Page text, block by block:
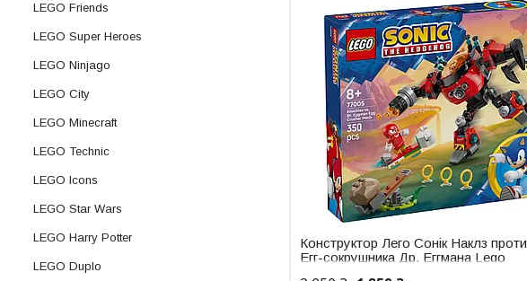
Конструктор Лего Сонік Наклз проти
Егг-сокрушника Др. Еггмана Lego
LEGO Friends
LEGO Super Heroes
LEGO Ninjago
LEGO City
LEGO Minecraft
LEGO Technic
LEGO Icons
LEGO Star Wars
LEGO Harry Potter
LEGO Duplo